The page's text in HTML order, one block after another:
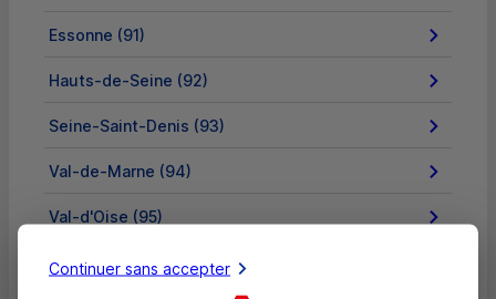
Essonne (91)
Hauts-de-Seine (92)
Seine-Saint-Denis (93)
Val-de-Marne (94)
Val-d'Oise (95)
Toutes les régions
Continuer sans accepter